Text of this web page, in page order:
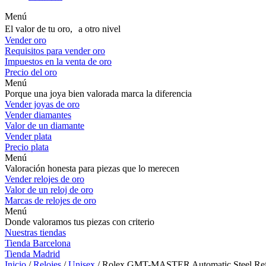
Menú
El valor de tu oro, a otro nivel
Vender oro
Requisitos para vender oro
Impuestos en la venta de oro
Precio del oro
Menú
Porque una joya bien valorada marca la diferencia
Vender joyas de oro
Vender diamantes
Valor de un diamante
Vender plata
Precio plata
Menú
Valoración honesta para piezas que lo merecen
Vender relojes de oro
Valor de un reloj de oro
Marcas de relojes de oro
Menú
Donde valoramos tus piezas con criterio
Nuestras tiendas
Tienda Barcelona
Tienda Madrid